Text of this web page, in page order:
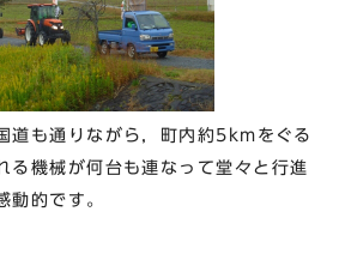
道も通りながら，町内約5kmをぐる
る機械が何台も連なって堂々と行進
動的です。